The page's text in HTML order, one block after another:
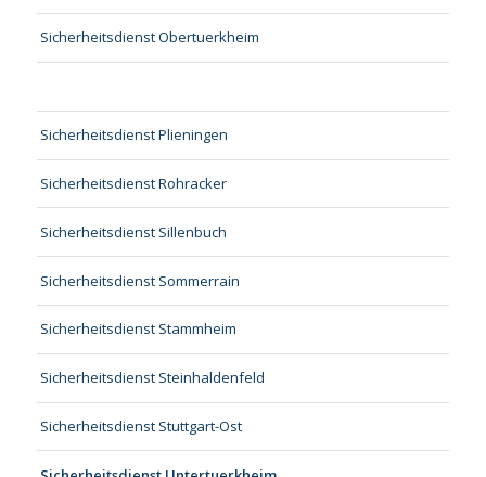
Sicherheitsdienst Obertuerkheim
Sicherheitsdienst Plieningen
Sicherheitsdienst Rohracker
Sicherheitsdienst Sillenbuch
Sicherheitsdienst Sommerrain
Sicherheitsdienst Stammheim
Sicherheitsdienst Steinhaldenfeld
Sicherheitsdienst Stuttgart-Ost